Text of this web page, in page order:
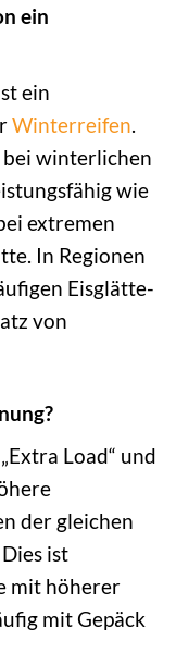
ein
ein
Winterreifen.
winterlichen
wie
extremen
In Regionen
Eisglätte-
von
Load“ und
der gleichen
ist
mit höherer
mit Gepäck